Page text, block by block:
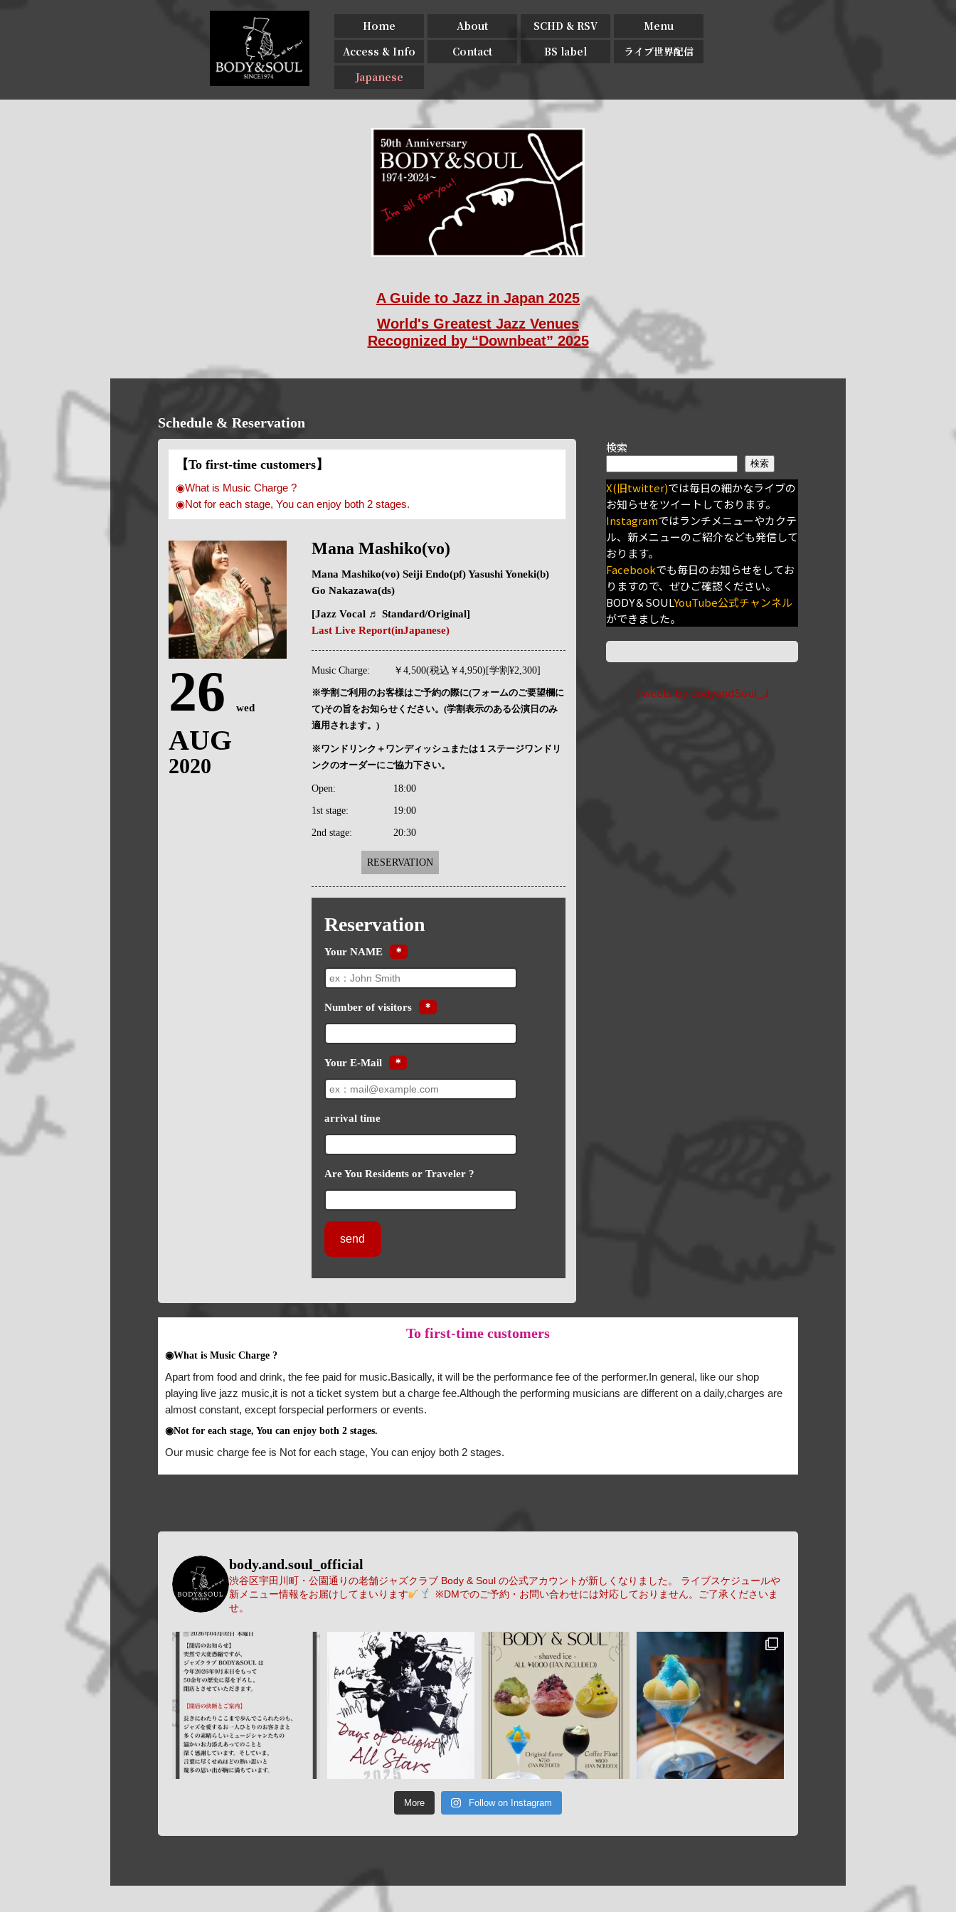
Home About SCHD & RSV
Menu
Access & Info
Contact BS label
ライブ世界配信
Japanese
A Guide to Jazz in Japan 2025
World's Greatest Jazz Venues
Recognized by “Downbeat” 2025
Schedule & Reservation
【To first-time customers】
◉What is Music Charge ?
◉Not for each stage, You can enjoy both 2 stages.
26 wed
AUG
2020
Mana Mashiko(vo)
Mana Mashiko(vo) Seiji Endo(pf) Yasushi Yoneki(b)
Go Nakazawa(ds)
[Jazz Vocal ♬ Standard/Original]
Last Live Report(inJapanese)
Music Charge: ￥4,500(税込￥4,950)[学割¥2,300]
※学割ご利用のお客様はご予約の際に(フォームのご要望欄に
て)その旨をお知らせください。(学割表示のある公演日のみ
適用されます。)
※ワンドリンク＋ワンディッシュまたは１ステージワンドリ
ンクのオーダーにご協力下さい。
Open: 18:00
1st stage: 19:00
2nd stage: 20:30
RESERVATION
Reservation
Your NAME ＊
Number of visitors ＊
Your E-Mail ＊
arrival time
Are You Residents or Traveler ?
検索
検索
X(旧twitter)では毎日の細かなライブの
お知らせをツイートしております。
Instagramではランチメニューやカクテ
ル、新メニューのご紹介なども発信して
おります。
Facebookでも毎日のお知らせをしてお
りますので、ぜひご確認ください。
BODY＆SOULYouTube公式チャンネル
ができました。
Tweets by BodyandSoul_J
To first-time customers
◉What is Music Charge ?
Apart from food and drink, the fee paid for music.Basically, it will be the performance fee of the performer.In general, like our shop
playing live jazz music,it is not a ticket system but a charge fee.Although the performing musicians are different on a daily,charges are
almost constant, except forspecial performers or events.
◉Not for each stage, You can enjoy both 2 stages.
Our music charge fee is Not for each stage, You can enjoy both 2 stages.
body.and.soul_official
渋谷区宇田川町・公園通りの老舗ジャズクラブ Body & Soul の公式アカウントが新しくなりました。
ライブスケジュールや
新メニュー情報をお届けしてまいります
※DMでのご予約・お問い合わせには対応しておりません。ご了承くださいま
せ。
More Follow on Instagram